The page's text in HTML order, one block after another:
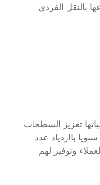
بالنقل الفردي
تعزيز السطحات
باازدياد عدد
وتوفير لهم